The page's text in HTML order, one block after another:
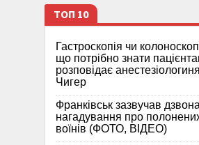
ТОП 10
Гастроскопія чи
що потрібно знати
розповідає
Чигер
Франківськ зазвучав
нагадування про
воїнів (ФОТО, ВІДЕО)